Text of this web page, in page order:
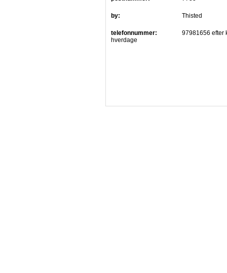
by: Thisted
telefonnummer:
97981656 efter
hverdage